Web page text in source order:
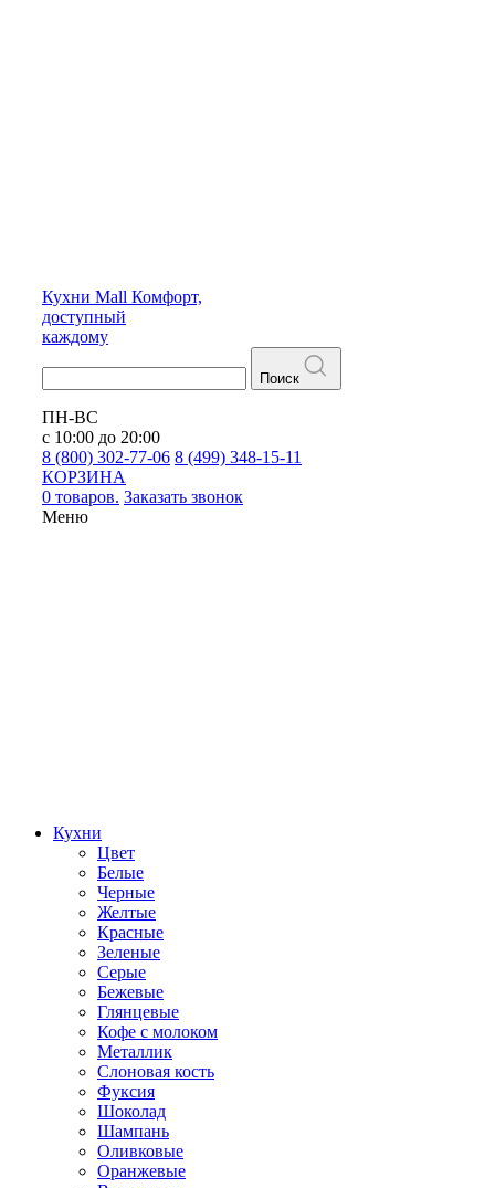
Кухни Mall Комфорт,
доступный
каждому
Поиск
ПН-ВС
с 10:00 до 20:00
8 (800) 302-77-06 8 (499) 348-15-11
КОРЗИНА
0 товаров. Заказать звонок
Меню
Кухни
Цвет
Белые
Черные
Желтые
Красные
Зеленые
Серые
Бежевые
Глянцевые
Кофе с молоком
Металлик
Слоновая кость
Фуксия
Шоколад
Шампань
Оливковые
Оранжевые